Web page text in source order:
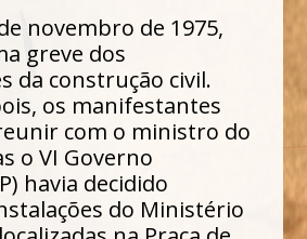
novembro de 1975,
greve dos
da construção civil.
os manifestantes
com o ministro do
o VI Governo
havia decidido
do Ministério